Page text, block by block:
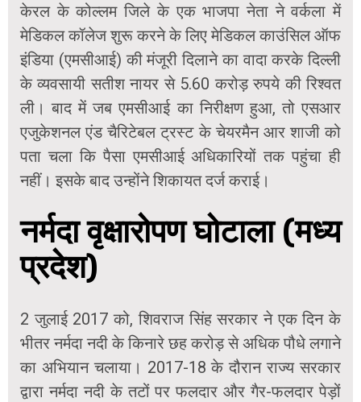
केरल के कोल्लम जिले के एक भाजपा नेता ने वर्कला में
मेडिकल कॉलेज शुरू करने के लिए मेडिकल काउंसिल ऑफ
इंडिया (एमसीआई) की मंजूरी दिलाने का वादा करके दिल्ली
के व्यवसायी सतीश नायर से 5.60 करोड़ रुपये की रिश्वत
ली। बाद में जब एमसीआई का निरीक्षण हुआ, तो एसआर
एजुकेशनल एंड चैरिटेबल ट्रस्ट के चेयरमैन आर शाजी को
पता चला कि पैसा एमसीआई अधिकारियों तक पहुंचा ही
नहीं। इसके बाद उन्होंने शिकायत दर्ज कराई।
नर्मदा वृक्षारोपण घोटाला (मध्य
प्रदेश)
2 जुलाई 2017 को, शिवराज सिंह सरकार ने एक दिन के
भीतर नर्मदा नदी के किनारे छह करोड़ से अधिक पौधे लगाने
का अभियान चलाया। 2017-18 के दौरान राज्य सरकार
द्वारा नर्मदा नदी के तटों पर फलदार और गैर-फलदार पेड़ों